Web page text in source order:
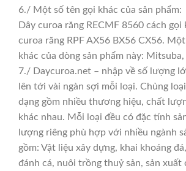
6./ Một số tên gọi khác của sản phẩm:
Dây curoa răng RECMF 8560 cách gọi
curoa răng RPF AX56 BX56 CX56.
khác của dòng sản phẩm này: Mitsuba,
7./ Daycuroa.net – nhập về số lượng
lên tới vài ngàn sợi mỗi loại. Chủng
dạng gồm nhiều thương hiệu, chất
khác nhau. Mỗi loại đều có đặc tính
lượng riêng phù hợp với nhiều ngành
gồm: Vật liệu xây dựng, khai khoáng
đánh cá, nuôi trồng thuỷ sản, sản xuất